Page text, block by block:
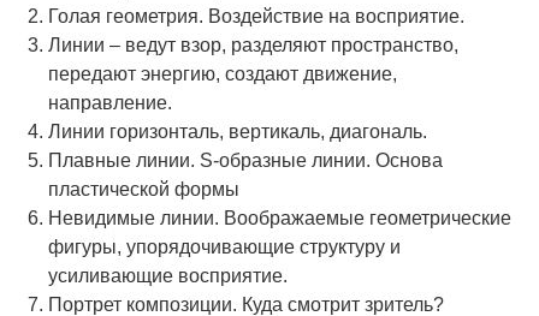
Голая геометрия. Воздействие на восприятие.
Линии – ведут взор, разделяют пространство,
передают энергию, создают движение,
направление.
Линии горизонталь, вертикаль, диагональ.
Плавные линии. S-образные линии. Основа
пластической формы
Невидимые линии. Воображаемые геометрические
фигуры, упорядочивающие структуру и
усиливающие восприятие.
Портрет композиции. Куда смотрит зритель?